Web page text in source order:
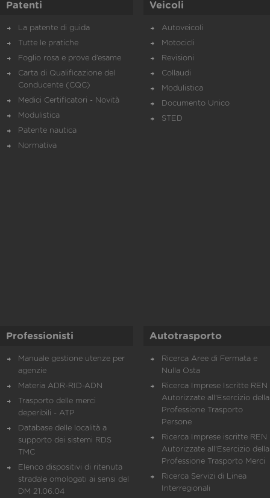
Patenti
La patente di guida
Tutte le pratiche
Foglio rosa e prove d’esame
Carta di Qualificazione del
Conducente (CQC)
Medici Certificatori - Novità
Modulistica
Patente nautica
Normativa
Veicoli
Autoveicoli
Motocicli
Revisioni
Collaudi
Modulistica
Documento Unico
STED
Professionisti
Manuale gestione utenze per
agenzie
Materia ADR-RID-ADN
Trasporto delle merci
deperibili - ATP
Database delle località a
supporto dei sistemi RDS
TMC
Elenco dispositivi di ritenuta
stradale omologati ai sensi del
DM 21.06.04
Autotrasporto
Ricerca Aree di Fermata e
Nulla Osta
Ricerca Imprese Iscritte REN
Autorizzate all'Esercizio della
Professione Trasporto
Persone
Ricerca Imprese iscritte REN
Autorizzate all'Esercizio della
Professione Trasporto Merci
Ricerca Servizi di Linea
Interregionali